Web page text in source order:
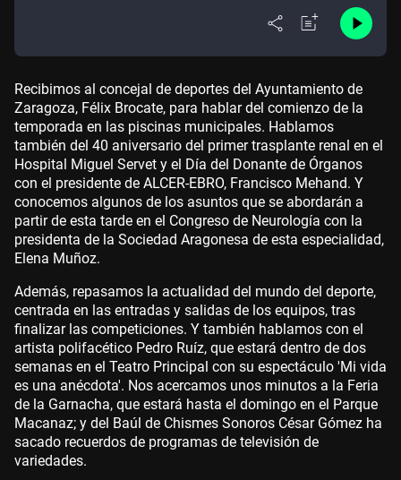
Recibimos al concejal de deportes del Ayuntamiento de
Zaragoza, Félix Brocate, para hablar del comienzo de la
temporada en las piscinas municipales. Hablamos
también del 40 aniversario del primer trasplante renal en el
Hospital Miguel Servet y el Día del Donante de Órganos
con el presidente de ALCER-EBRO, Francisco Mehand. Y
conocemos algunos de los asuntos que se abordarán a
partir de esta tarde en el Congreso de Neurología con la
presidenta de la Sociedad Aragonesa de esta especialidad,
Elena Muñoz.
Además, repasamos la actualidad del mundo del deporte,
centrada en las entradas y salidas de los equipos, tras
finalizar las competiciones. Y también hablamos con el
artista polifacético Pedro Ruíz, que estará dentro de dos
semanas en el Teatro Principal con su espectáculo 'Mi vida
es una anécdota'. Nos acercamos unos minutos a la Feria
de la Garnacha, que estará hasta el domingo en el Parque
Macanaz; y del Baúl de Chismes Sonoros César Gómez ha
sacado recuerdos de programas de televisión de
variedades.